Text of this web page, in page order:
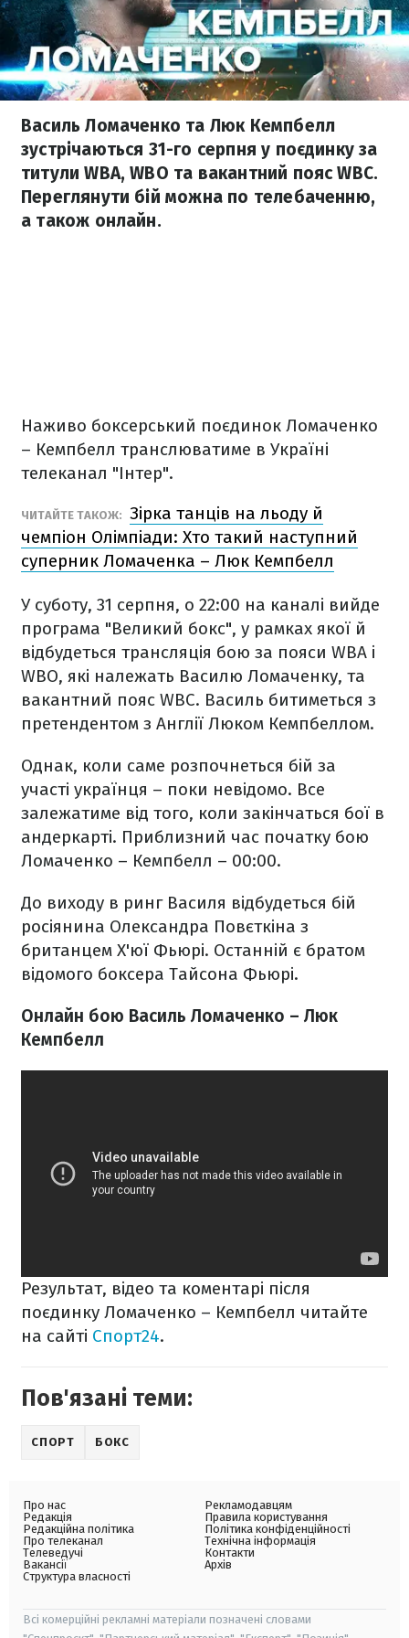
Василь Ломаченко та Люк Кемпбелл
зустрічаються 31-го серпня у поєдинку за
титули WBA, WBO та вакантний пояс WBC.
Переглянути бій можна по телебаченню,
а також онлайн.
Наживо боксерський поєдинок Ломаченко
– Кемпбелл транслюватиме в Україні
телеканал "Інтер".
ЧИТАЙТЕ ТАКОЖ: Зірка танців на льоду й
чемпіон Олімпіади: Хто такий наступний
суперник Ломаченка – Люк Кемпбелл
У суботу, 31 серпня, о 22:00 на каналі вийде
програма "Великий бокс", у рамках якої й
відбудеться трансляція бою за пояси WBA і
WBO, які належать Василю Ломаченку, та
вакантний пояс WBC. Василь битиметься з
претендентом з Англії Люком Кемпбеллом.
Однак, коли саме розпочнеться бій за
участі українця – поки невідомо. Все
залежатиме від того, коли закінчаться бої в
андеркарті. Приблизний час початку бою
Ломаченко – Кемпбелл – 00:00.
До виходу в ринг Василя відбудеться бій
росіянина Олександра Повєткіна з
британцем Х'юї Фьюрі. Останній є братом
відомого боксера Тайсона Фьюрі.
Онлайн бою Василь Ломаченко – Люк
Кемпбелл
Результат, відео та коментарі після
поєдинку Ломаченко – Кемпбелл читайте
на сайті Спорт24.
Пов'язані теми:
СПОРТ БОКС
Про нас
Редакція
Редакційна політика
Про телеканал
Телеведучі
Вакансії
Структура власності
Рекламодавцям
Правила користування
Політика конфіденційності
Технічна інформація
Контакти
Архів
Всі комерційні рекламні матеріали позначені словами